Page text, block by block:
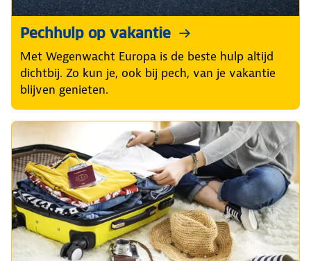
Pechhulp op vakantie
Met Wegenwacht Europa is de beste hulp altijd
dichtbij. Zo kun je, ook bij pech, van je vakantie
blijven genieten.